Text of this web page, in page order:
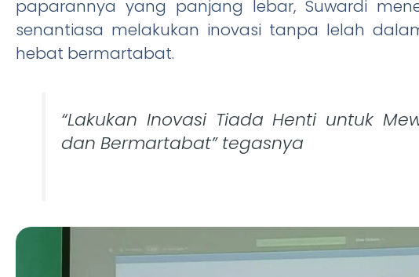
paparannya yang panjang lebar, Suwardi
senantiasa melakukan inovasi tanpa lelah
hebat bermartabat.
“Lakukan Inovasi Tiada Henti untuk
dan Bermartabat” tegasnya